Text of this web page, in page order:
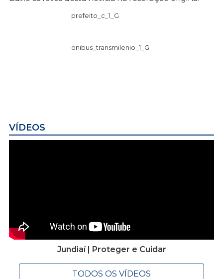
prefeito_c_1_G
onibus_transmilenio_1_G
VÍDEOS
Jundiaí | Proteger e Cuidar
TODOS OS VÍDEOS